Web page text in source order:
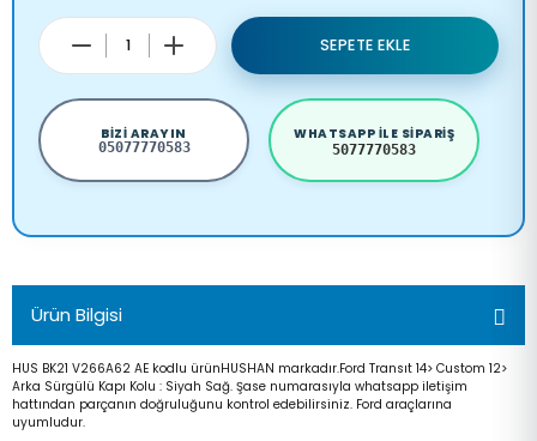
SEPETE EKLE
BIZI ARAYIN
05077770583
WHATSAPP ILE SIPARIŞ
5077770583
Ürün Bilgisi
HUS BK21 V266A62 AE kodlu ürünHUSHAN markadır.Ford Transıt 14> Custom 12>
Arka Sürgülü Kapı Kolu : Siyah Sağ. Şase numarasıyla whatsapp iletişim
hattından parçanın doğruluğunu kontrol edebilirsiniz. Ford araçlarına
uyumludur.